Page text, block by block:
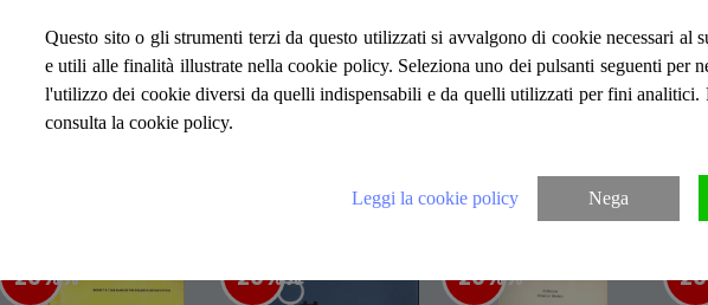
Copertina sbiadita al dorso,
Pagine ben salde alla cerniera, con
tavole fuori testo, su carta patinata con
Presenti tavole ripiegate. Numero pagine
Articoli suggeriti
-20%% -20%% -20%% -
Questo sito o gli strumenti terzi da questo utilizzati si avvalgono di cookie necessari al
e utili alle finalità illustrate nella cookie policy. Seleziona uno dei pulsanti seguenti per
l'utilizzo dei cookie diversi da quelli indispensabili e da quelli utilizzati per fini analitici.
consulta la cookie policy.
Leggi la cookie policy Nega